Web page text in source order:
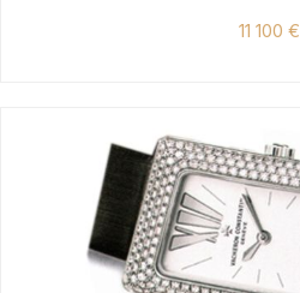
11 100 €